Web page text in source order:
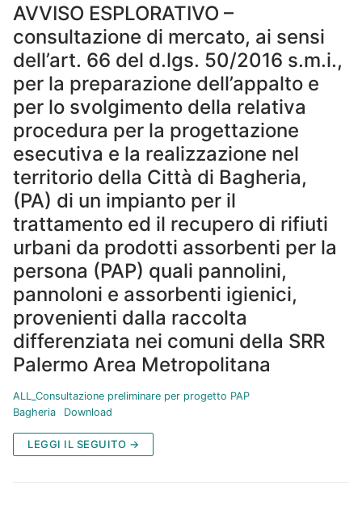
AVVISO ESPLORATIVO –
consultazione di mercato, ai sensi
dell’art. 66 del d.lgs. 50/2016 s.m.i.,
per la preparazione dell’appalto e
per lo svolgimento della relativa
procedura per la progettazione
esecutiva e la realizzazione nel
territorio della Città di Bagheria,
(PA) di un impianto per il
trattamento ed il recupero di rifiuti
urbani da prodotti assorbenti per la
persona (PAP) quali pannolini,
pannoloni e assorbenti igienici,
provenienti dalla raccolta
differenziata nei comuni della SRR
Palermo Area Metropolitana
ALL_Consultazione preliminare per progetto PAP
Bagheria
Download
LEGGI IL SEGUITO →